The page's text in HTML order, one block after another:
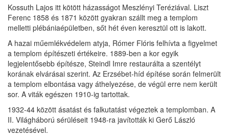
Kossuth Lajos itt kötött házasságot Meszlényi Teréziával. Liszt
Ferenc 1858 és 1871 között gyakran szállt meg a templom
melletti plébániaépületben, sőt hét éven keresztül ott is lakott.
A hazai műemlékvédelem atyja, Rómer Flóris felhívta a figyelmet
a templom építészeti értékeire. 1889-ben a kor egyik
legjelentősebb építésze, Steindl Imre restaurálta a szentélyt
korának elvárásai szerint. Az Erzsébet-híd építése során felmerült
a templom elbontása vagy áthelyezése, de végül erre nem került
sor. A viták egészen 1910-ig tartottak.
1932-44 között ásatást és falkutatást végeztek a templomban. A
II. Világháború sérüléseit 1948-ra javították ki Gerő László
vezetésével.